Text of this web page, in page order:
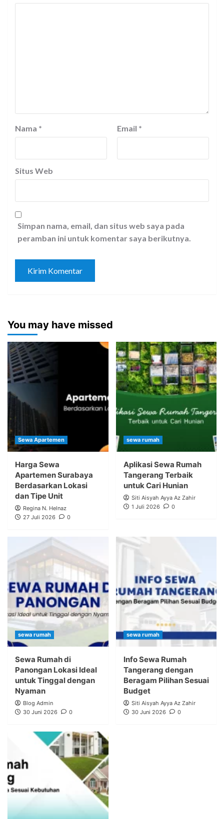
Nama * Email *
Situs Web
Simpan nama, email, dan situs web saya pada
peramban ini untuk komentar saya berikutnya.
You may have missed
Sewa Apartemen
Harga Sewa
Apartemen Surabaya
Berdasarkan Lokasi
dan Tipe Unit
Regina N. Helnaz
27 Juli 2026
0
sewa rumah
Aplikasi Sewa Rumah
Tangerang Terbaik
untuk Cari Hunian
Siti Aisyah Ayya Az Zahir
1 Juli 2026
0
sewa rumah
Sewa Rumah di
Panongan Lokasi Ideal
untuk Tinggal dengan
Nyaman
Blog Admin
30 Juni 2026
0
sewa rumah
Info Sewa Rumah
Tangerang dengan
Beragam Pilihan Sesuai
Budget
Siti Aisyah Ayya Az Zahir
30 Juni 2026
0